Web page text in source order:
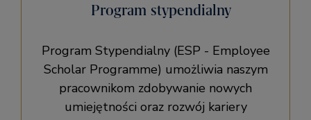
Program stypendialny
Program Stypendialny (ESP - Employee
Scholar Programme) umożliwia naszym
pracownikom zdobywanie nowych
umiejętności oraz rozwój kariery